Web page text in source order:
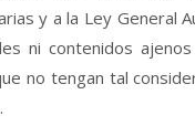
y a la Ley General
ni contenidos
no tengan tal